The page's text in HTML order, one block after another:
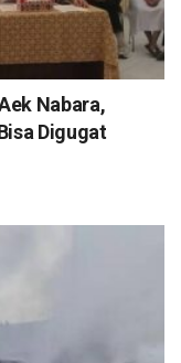
Nabara,
Digugat